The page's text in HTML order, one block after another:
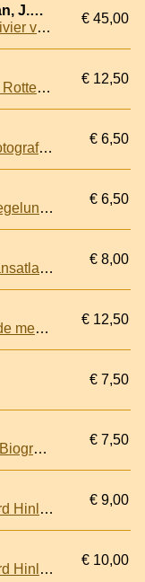
Noort, Olivier van & IJzerman, J.W. (inleiding en aantekeningen van)
De reis om de wereld door Olivier van Noort, 1598-1601. Met inleiding en aantekeningen (set van 2 delen)
€ 45,00
Verhael van vyf Schepen van Rotterdam nae de Straet Magaljanes varende: Schipvaerd by de Hollanders ghedaen de gantsche kloot des Aerdtbodems om
€ 12,50
Bestemming Antarctica een fotografisch journaal van de reis die de tweemast stagzeilschoener 'Meander' gedurende een Antarctische zomer maakte in de wateren rond het Antarctisch schiereiland, de Falkland Eilanden en Zuid-Georgië
€ 6,50
Nordostwärts: Die erste Umsegelung Asiens und Europas 1878-1880
€ 6,50
De eerste Nederlandsche Transatlantische Stoomvaart in 1827 van Zr. Ms. Stoompakket Curaçao - Tweede deel Bijlagen
€ 8,00
De grote ontdekkingsreizen: de mens op weg naar het onbekende
€ 12,50
€ 7,50
Life of Michael. An Illustrated Biography of Michael Palin
€ 7,50
Een vorstelijk voorland: Gerard Hinlopen op reis naar Istanbul (1670-1671)
€ 9,00
Een vorstelijk voorland: Gerard Hinlopen op reis naar Istanbul (1670-1671)
€ 10,00